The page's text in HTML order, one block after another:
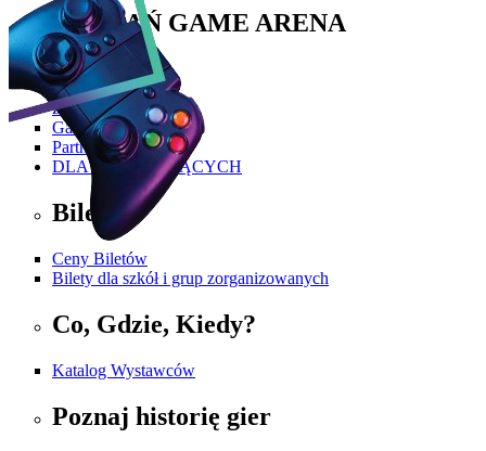
POZNAŃ GAME ARENA
Poznaj PGA
Historia PGA
Zakres Tematyczny
Galeria
Partnerzy i Patroni
DLA ZWIEDZAJĄCYCH
Bilety
Ceny Biletów
Bilety dla szkół i grup zorganizowanych
Co, Gdzie, Kiedy?
Katalog Wystawców
Poznaj historię gier